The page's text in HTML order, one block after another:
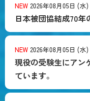
NEW 2026年08月05日 (水)
日本被団協結成70
NEW 2026年08月05日 (水)
現役の受験生にアン
ています。